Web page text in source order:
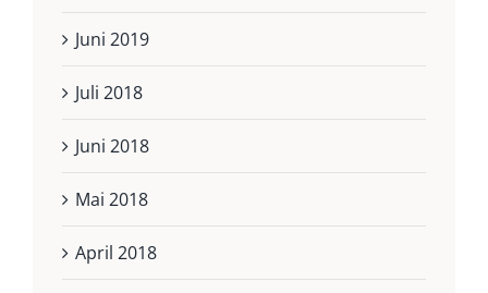
Juni 2019
Juli 2018
Juni 2018
Mai 2018
April 2018